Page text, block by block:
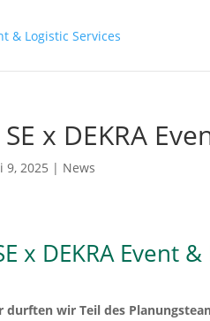
SE x DEKRA
9, 2025 | News
x DEKRA Event
durften wir Teil des